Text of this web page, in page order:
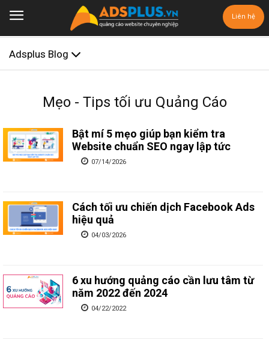
Liên hệ
Adsplus Blog
Mẹo - Tips tối ưu Quảng Cáo
Bật mí 5 mẹo giúp bạn kiểm tra
Website chuẩn SEO ngay lập tức
07/14/2026
Cách tối ưu chiến dịch Facebook Ads
hiệu quả
04/03/2026
6 xu hướng quảng cáo cần lưu tâm từ
năm 2022 đến 2024
04/22/2022